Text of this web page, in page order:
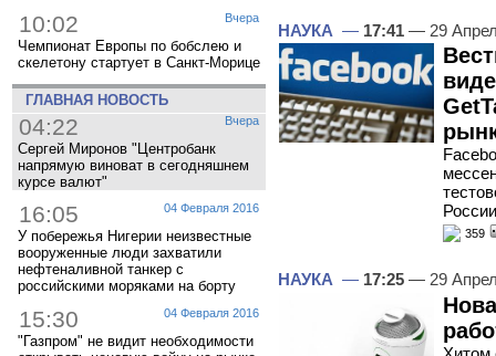
Вчера
10:02
Чемпионат Европы по бобслею и
скелетону стартует в Санкт-Морице
ГЛАВНАЯ НОВОСТЬ
Вчера
04:22
Сергей Миронов "Центробанк
напрямую виноват в сегодняшнем
курсе валют"
04 Февраля 2016
16:05
У побережья Нигерии неизвестные
вооруженные люди захватили
нефтеналивной танкер с
российскими моряками на борту
04 Февраля 2016
15:30
"Газпром" не видит необходимости
НАУКА — 17:41 — 29
359
НАУКА — 17:25 — 29